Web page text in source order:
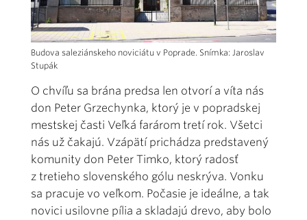
Budova saleziánskeho noviciátu v Poprade. Snímka: Jaroslav
Stupák
O chvíľu sa brána predsa len otvorí a víta nás
don Peter Grzechynka, ktorý je v popradskej
mestskej časti Veľká farárom tretí rok. Všetci
nás už čakajú. Vzápätí prichádza predstavený
komunity don Peter Timko, ktorý radosť
z tretieho slovenského gólu neskrýva. Vonku
sa pracuje vo veľkom. Počasie je ideálne, a tak
novici usilovne pília a skladajú drevo, aby bolo